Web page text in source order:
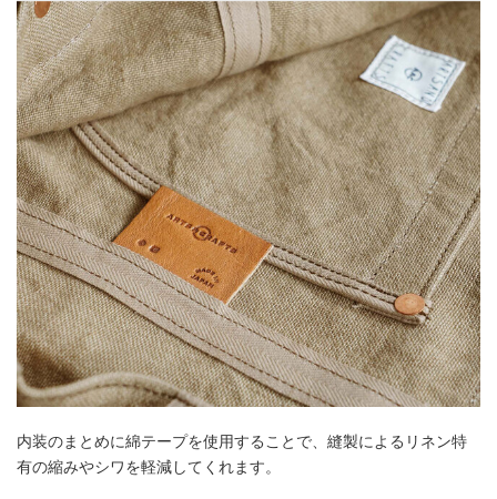
内装のまとめに綿テープを使用することで、縫製によるリネン特
有の縮みやシワを軽減してくれます。